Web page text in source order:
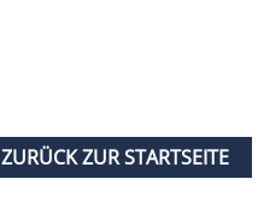
ZURÜCK ZUR STARTSEITE